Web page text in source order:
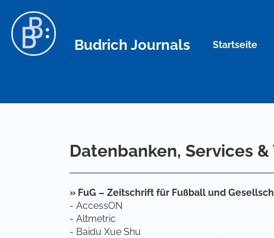
Hauptinhalt
Sidebar
Budrich Journals Startseite
Datenbanken, Services
» FuG – Zeitschrift für Fußball und
- AccessON
- Altmetric
- Baidu Xue Shu